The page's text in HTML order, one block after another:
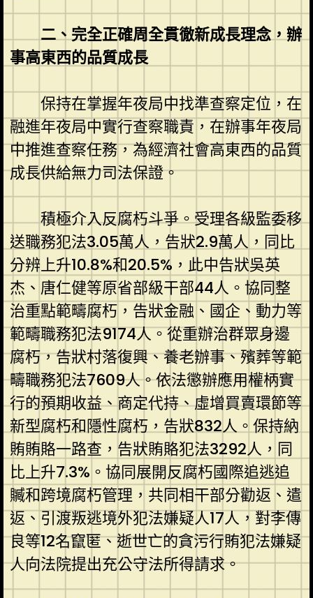
二、完全正確周全貫徹新成長理念，辦
事高東西的品質成長
保持在掌握年夜局中找準查察定位，在
融進年夜局中實行查察職責，在辦事年夜局
中推進查察任務，為經濟社會高東西的品質
成長供給無力司法保證。
積極介入反腐朽斗爭。受理各級監委移
送職務犯法3.05萬人，告狀2.9萬人，同比
分辨上升10.8%和20.5%，此中告狀吳英
杰、唐仁健等原省部級干部44人。協同整
治重點範疇腐朽，告狀金融、國企、動力等
範疇職務犯法9174人。從重辦治群眾身邊
腐朽，告狀村落復興、養老辦事、殯葬等範
疇職務犯法7609人。依法懲辦應用權柄實
行的預期收益、商定代持、虛增買賣環節等
新型腐朽和隱性腐朽，告狀832人。保持納
賄賄賂一路查，告狀賄賂犯法3292人，同
比上升7.3%。協同展開反腐朽國際追逃追
贓和跨境腐朽管理，共同相干部分勸返、遣
返、引渡叛逃境外犯法嫌疑人17人，對李傳
良等12名竄匿、逝世亡的貪污行賄犯法嫌疑
人向法院提出充公守法所得請求。